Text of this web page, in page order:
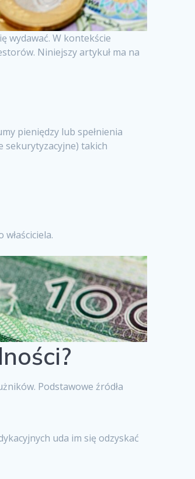
wydawać. W kontekście
Niniejszy artykuł ma na
pieniędzy lub spełnienia
sekurytyzacyjne) takich
Podstawowe źródła
uda im się odzyskać